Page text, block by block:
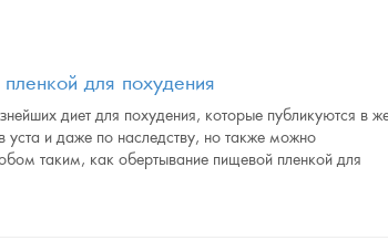
для похудения
диет для похудения, которые публикуются в
уста и даже по наследству, но также можно
таким, как обертывание пищевой пленкой для